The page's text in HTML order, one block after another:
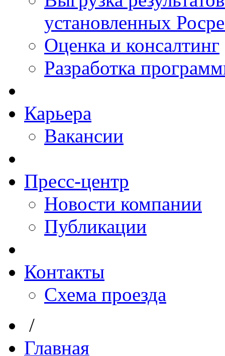
установленных
Оценка и консалтинг
Разработка
Карьера
Вакансии
Пресс-центр
Новости компании
Публикации
Контакты
Схема проезда
/
Главная